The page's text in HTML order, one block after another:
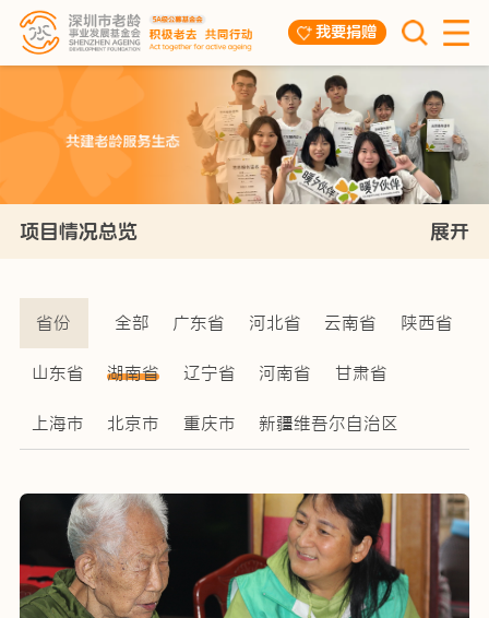
我要捐赠
项目情况总览 展开
省份 全部 广东省 河北省 云南省 陕西省
山东省 湖南省 辽宁省 河南省 甘肃省
上海市 北京市 重庆市 新疆维吾尔自治区